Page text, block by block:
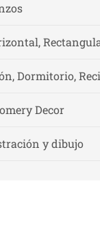
Dormitorio,
Decor
y dibujo